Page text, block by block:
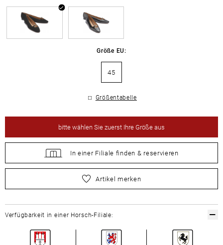
Größe EU:
45
Größentabelle
bittewählen Sie zuerst Ihre Größe aus
In einer Filiale finden & reservieren
wählen Sie zuerst Ihre Größe aus
Artikel merken
Verfügbarkeit in einer Horsch-Filiale: